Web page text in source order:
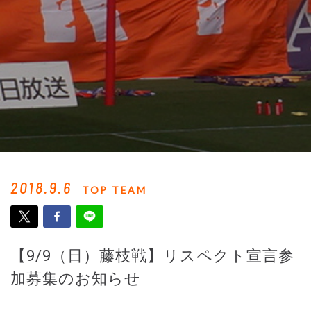
2018.9.6 TOP TEAM
【9/9（日）藤枝戦】リスペクト宣言参
加募集のお知らせ